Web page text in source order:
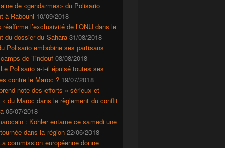
crapuleux du Polisario
de «gendarmes» du Polisario
à Rabouni 10/09/2018
réaffirme l’exclusivité de l’ONU dans le
du dossier du Sahara 31/08/2018
Polisario embobine ses partisans
de Tindouf 08/08/2018
Polisario a-t-il épuisé toutes ses
contre le Maroc ? 19/07/2018
note des efforts « sérieux et
du Maroc dans le règlement du conflit
05/07/2018
: Köhler entame ce samedi une
dans la région 22/06/2018
commission européenne donne